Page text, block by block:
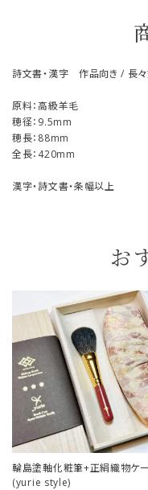
詩文書・漢字 作品向き / 長
原料：高級羊毛
穂径：9.5mm
穂長：88mm
全長：420mm
漢字・詩文書・条幅以上
お
輪島塗軸化粧筆+正絹織物ケ
(yurie style)